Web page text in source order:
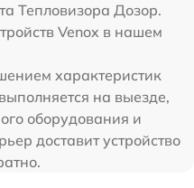
Тепловизора Дозор.
Venox в нашем
характеристик
на выезде,
оборудования и
доставит устройство